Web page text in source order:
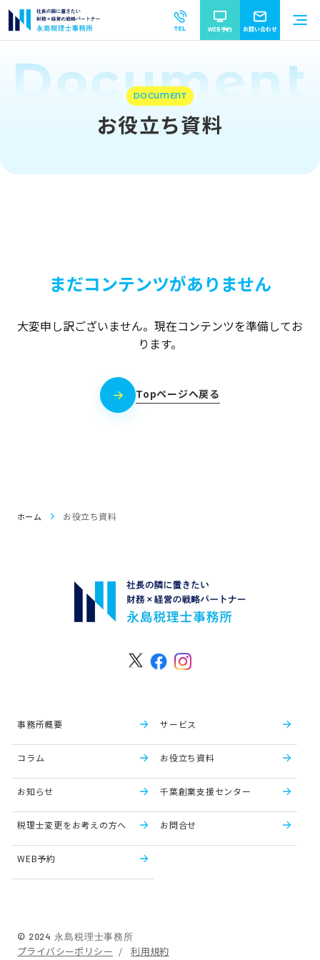
TEL お問い合わせ
WEB予約
DOCUMENT
お役立ち資料
Document
まだコンテンツがありません
大変申し訳ございません。現在コンテンツを準備してお
ります。
Topページへ戻る
ホーム お役立ち資料
事務所概要 サービス
コラム お役立ち資料
お知らせ 千葉創業支援センター
税理士変更をお考えの方へ お問合せ
WEB予約
プライバシーポリシー 利用規約
© 2024 永島税理士事務所